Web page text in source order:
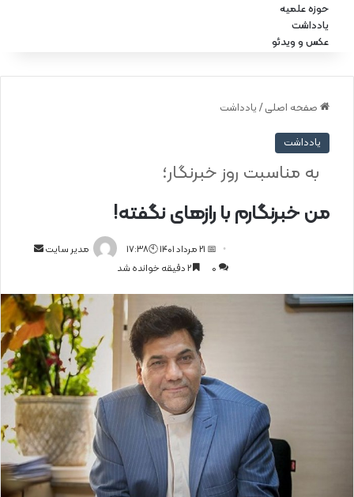
حوزه علمیه
یادداشت
عکس و ویدئو
صفحه اصلی / یادداشت
یادداشت
من خبرنگارم با رازهای نگفته!
به مناسبت روز خبرنگار؛
مدیر سایت
ا
ل
ا
م
ی
📅 21 مرداد 1401 🕙17:38
0